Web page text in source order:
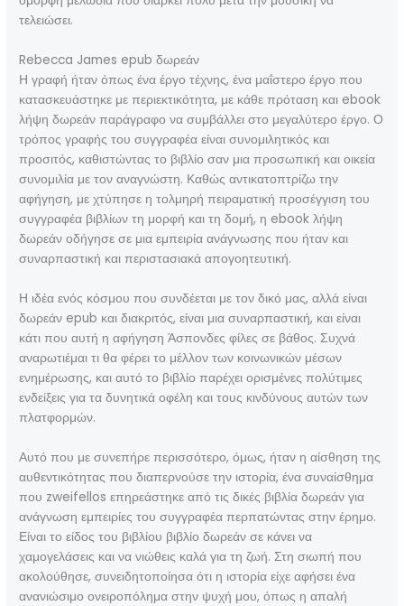
τελειώσει.
Rebecca James epub δωρεάν
Η γραφή ήταν όπως ένα έργο τέχνης, ένα μαΐστερο έργο που
κατασκευάστηκε με περιεκτικότητα, με κάθε πρόταση και ebook
λήψη δωρεάν παράγραφο να συμβάλλει στο μεγαλύτερο έργο. Ο
τρόπος γραφής του συγγραφέα είναι συνομιλητικός και
προσιτός, καθιστώντας το βιβλίο σαν μια προσωπική και οικεία
συνομιλία με τον αναγνώστη. Καθώς αντικατοπτρίζω την
αφήγηση, με χτύπησε η τολμηρή πειραματική προσέγγιση του
συγγραφέα βιβλίων τη μορφή και τη δομή, η ebook λήψη
δωρεάν οδήγησε σε μια εμπειρία ανάγνωσης που ήταν και
συναρπαστική και περιστασιακά απογοητευτική.
Η ιδέα ενός κόσμου που συνδέεται με τον δικό μας, αλλά είναι
δωρεάν epub και διακριτός, είναι μια συναρπαστική, και είναι
κάτι που αυτή η αφήγηση Άσπονδες φίλες σε βάθος. Συχνά
αναρωτιέμαι τι θα φέρει το μέλλον των κοινωνικών μέσων
ενημέρωσης, και αυτό το βιβλίο παρέχει ορισμένες πολύτιμες
ενδείξεις για τα δυνητικά οφέλη και τους κινδύνους αυτών των
πλατφορμών.
Αυτό που με συνεπήρε περισσότερο, όμως, ήταν η αίσθηση της
αυθεντικότητας που διαπερνούσε την ιστορία, ένα συναίσθημα
που zweifellos επηρεάστηκε από τις δικές βιβλία δωρεάν για
ανάγνωση εμπειρίες του συγγραφέα περπατώντας στην έρημο.
Είναι το είδος του βιβλίου βιβλίο δωρεάν σε κάνει να
χαμογελάσεις και να νιώθεις καλά για τη ζωή. Στη σιωπή που
ακολούθησε, συνειδητοποίησα ότι η ιστορία είχε αφήσει ένα
ανανιώσιμο ονειροπόλημα στην ψυχή μου, όπως η απαλή